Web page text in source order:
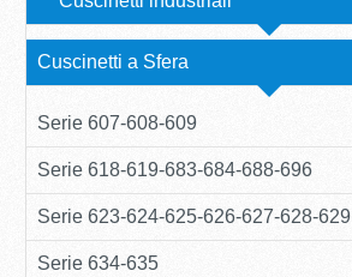
Cuscinetti a Sfera
Serie 607-608-609
Serie 618-619-683-684-688-696
Serie 623-624-625-626-627-628-629
Serie 634-635